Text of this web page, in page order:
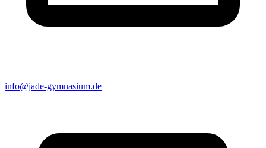
info@jade-gymnasium.de